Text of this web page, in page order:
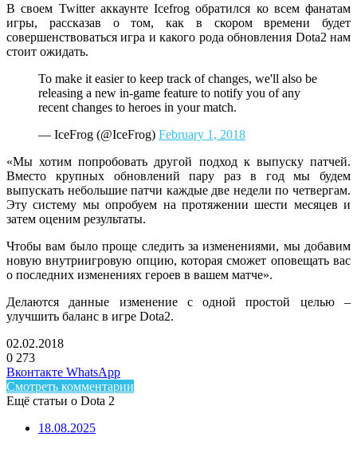
В своем Twitter аккаунте Icefrog обратился ко всем фанатам
игры, рассказав о том, как в скором времени будет
совершенствоваться игра и какого рода обновления Dota2 нам
стоит ожидать.
To make it easier to keep track of changes, we'll also be
releasing a new in-game feature to notify you of any
recent changes to heroes in your match.
— IceFrog (@IceFrog) February 1, 2018
«Мы хотим попробовать другой подход к выпуску патчей.
Вместо крупных обновлений пару раз в год мы будем
выпускать небольшие патчи каждые две недели по четвергам.
Эту систему мы опробуем на протяжении шести месяцев и
затем оценим результаты.
Чтобы вам было проще следить за изменениями, мы добавим
новую внутриигровую опцию, которая сможет оповещать вас
о последних изменениях героев в вашем матче».
Делаются данные изменение с одной простой целью –
улучшить баланс в игре Dota2.
02.02.2018
0 273
Facebook
Twitter
LinkedIn
Вконтакте WhatsAppTelegram
Смотреть комментарии
Ещё статьи о Dota 2
18.08.2025